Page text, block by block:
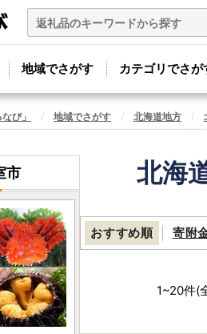
地域でさがす カテゴリでさが
び」 地域でさがす 北海道地方
北海
おすすめ順 寄附
1~20件(
市